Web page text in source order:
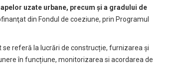
uzate urbane, precum şi a gradului de
din Fondul de coeziune, prin Programul
referă la lucrări de construcție, furnizarea și
în funcțiune, monitorizarea si acordarea de